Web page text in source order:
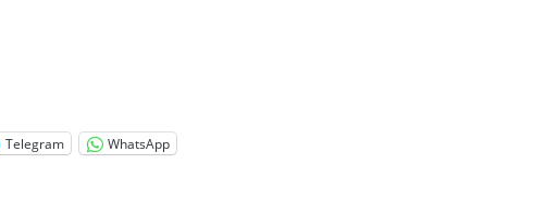
Telegram WhatsApp